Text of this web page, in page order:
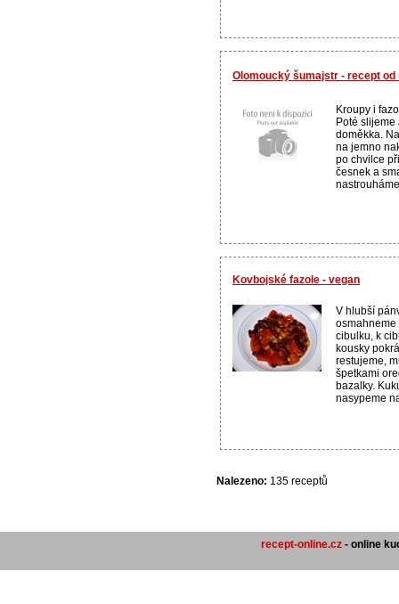
Olomoucký šumajstr - recept od
Kroupy i
Poté
doměkka.
na jemno
po chvilce
česnek a
Kovbojské fazole - vegan
V hlubší
cibulku, k
kousky
restujeme,
špetkami
bazalky.
nasypeme
Nalezeno: 135 receptů
recept-online.cz - online